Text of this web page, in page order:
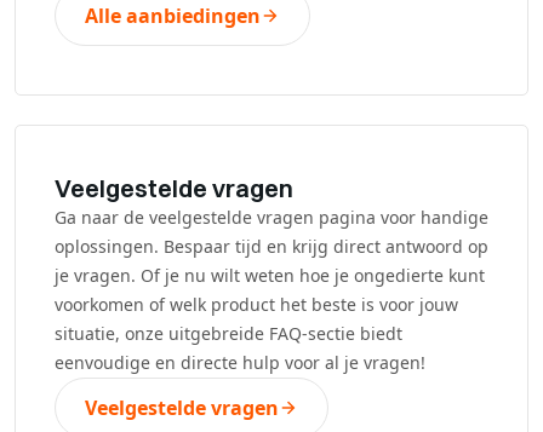
Alle aanbiedingen
Veelgestelde vragen
Ga naar de veelgestelde vragen pagina voor handige
oplossingen. Bespaar tijd en krijg direct antwoord op
je vragen. Of je nu wilt weten hoe je ongedierte kunt
voorkomen of welk product het beste is voor jouw
situatie, onze uitgebreide FAQ-sectie biedt
eenvoudige en directe hulp voor al je vragen!
Veelgestelde vragen